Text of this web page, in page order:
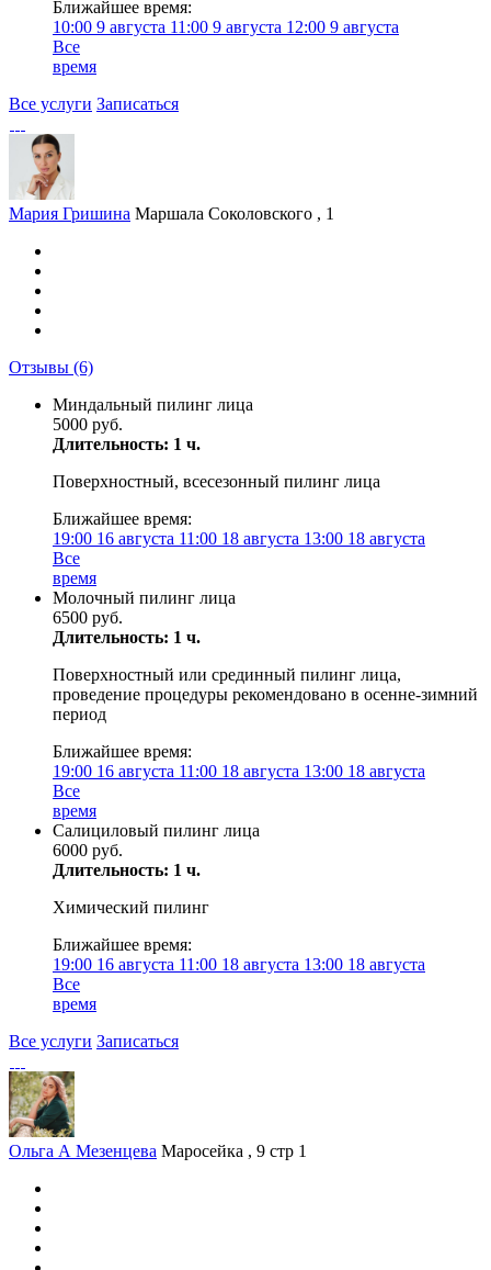
Ближайшее время:
10:00 9 августа 11:00 9 августа 12:00 9 августа
Все
время
Все услуги Записаться
Мария Гришина Маршала Соколовского , 1
Отзывы (6)
Миндальный пилинг лица
5000 руб.
Длительность: 1 ч.
Поверхностный, всесезонный пилинг лица
Ближайшее время:
19:00 16 августа 11:00 18 августа 13:00 18 августа
Все
время
Молочный пилинг лица
6500 руб.
Длительность: 1 ч.
Поверхностный или срединный пилинг лица,
проведение процедуры рекомендовано в осенне-зимний
период
Ближайшее время:
19:00 16 августа 11:00 18 августа 13:00 18 августа
Все
время
Салициловый пилинг лица
6000 руб.
Длительность: 1 ч.
Химический пилинг
Ближайшее время:
19:00 16 августа 11:00 18 августа 13:00 18 августа
Все
время
Все услуги Записаться
Ольга А Мезенцева Маросейка , 9 стр 1